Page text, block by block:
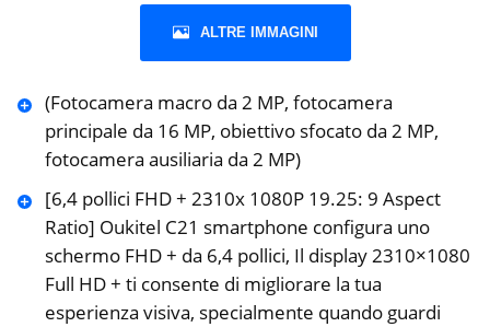
ALTRE IMMAGINI
(Fotocamera macro da 2 MP, fotocamera
principale da 16 MP, obiettivo sfocato da 2 MP,
fotocamera ausiliaria da 2 MP)
[6,4 pollici FHD + 2310x 1080P 19.25: 9 Aspect
Ratio] Oukitel C21 smartphone configura uno
schermo FHD + da 6,4 pollici, Il display 2310×1080
Full HD + ti consente di migliorare la tua
esperienza visiva, specialmente quando guardi